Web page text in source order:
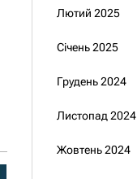
Лютий 2025
Січень 2025
Грудень 2024
Листопад 2024
Жовтень 2024